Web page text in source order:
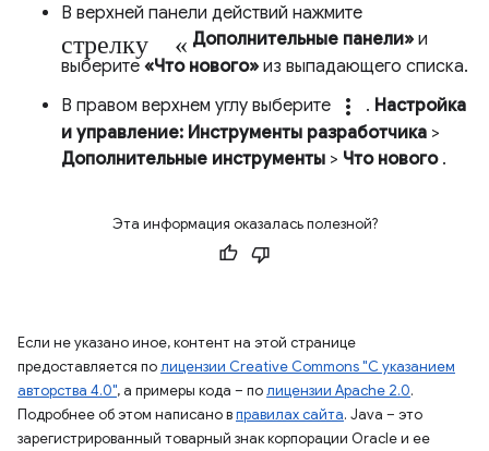
В верхней панели действий нажмите
стрелку « Дополнительные панели» и
выберите«Что нового» из выпадающего списка.
В правом верхнем углу выберите
more_vert . Настройка
и управление: Инструменты разработчика >
Дополнительные инструменты > Что нового.
Эта информация оказалась полезной?
Если не указано иное, контент на этой странице
предоставляется полицензии Creative Commons "С указанием
авторства 4.0", а примеры кода – полицензии Apache 2.0.
Подробнее об этом написано вправилах сайта. Java – это
зарегистрированный товарный знак корпорации Oracle и ее